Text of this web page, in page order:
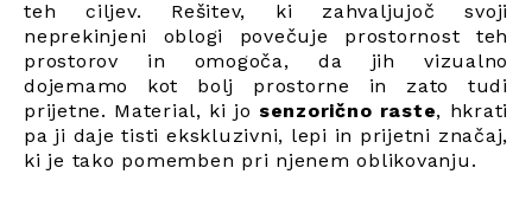
teh ciljev. Rešitev, ki zahvaljujoč svoji
neprekinjeni oblogi povečuje prostornost teh
prostorov in omogoča, da jih vizualno
dojemamo kot bolj prostorne in zato tudi
prijetne. Material, ki jo senzorično raste, hkrati
pa ji daje tisti ekskluzivni, lepi in prijetni značaj,
ki je tako pomemben pri njenem oblikovanju.